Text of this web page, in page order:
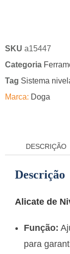
SKU a15447
Categoria
Tag Sistema
Marca: Doga
DESCRIÇÃO
Descrição
Alicate de
Função:
para